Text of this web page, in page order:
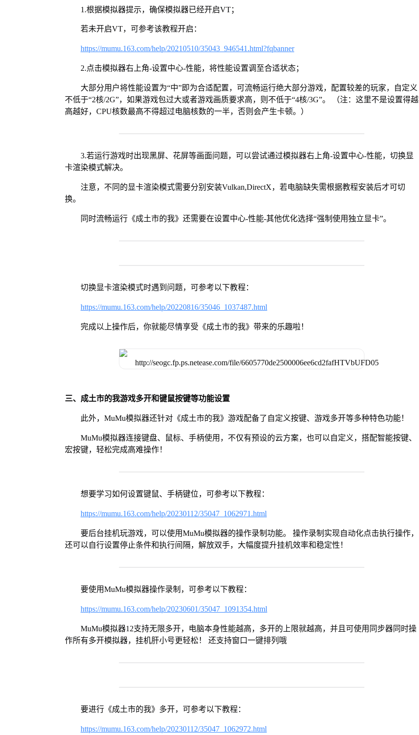
1.根据模拟器提示，确保模拟器已经开启VT；
若未开启VT，可参考该教程开启：
https://mumu.163.com/help/20210510/35043_946541.html?fqbanner
2.点击模拟器右上角-设置中心-性能，将性能设置调至合适状态；
大部分用户将性能设置为“中”即为合适配置，可流畅运行绝大部分游戏，配置较差的玩家，自定义
不低于“2核/2G”，如果游戏包过大或者游戏画质要求高，则不低于“4核/3G”。 （注：这里不是设置得越
高越好，CPU核数最高不得超过电脑核数的一半，否则会产生卡顿。）
3.若运行游戏时出现黑屏、花屏等画面问题，可以尝试通过模拟器右上角-设置中心-性能，切换显
卡渲染模式解决。
注意，不同的显卡渲染模式需要分别安装Vulkan,DirectX，若电脑缺失需根据教程安装后才可切
换。
同时流畅运行《成土市的我》还需要在设置中心-性能-其他优化选择“强制使用独立显卡”。
切换显卡渲染模式时遇到问题，可参考以下教程：
https://mumu.163.com/help/20220816/35046_1037487.html
完成以上操作后，你就能尽情享受《成土市的我》带来的乐趣啦！
三、成土市的我游戏多开和键鼠按键等功能设置
此外，MuMu模拟器还针对《成土市的我》游戏配备了自定义按键、游戏多开等多种特色功能！
MuMu模拟器连接键盘、鼠标、手柄使用，不仅有预设的云方案，也可以自定义，搭配智能按键、
宏按键，轻松完成高难操作！
想要学习如何设置键鼠、手柄键位，可参考以下教程：
https://mumu.163.com/help/20230112/35047_1062971.html
要后台挂机玩游戏，可以使用MuMu模拟器的操作录制功能。 操作录制实现自动化点击执行操作，
还可以自行设置停止条件和执行间隔，解放双手，大幅度提升挂机效率和稳定性！
要使用MuMu模拟器操作录制，可参考以下教程：
https://mumu.163.com/help/20230601/35047_1091354.html
MuMu模拟器12支持无限多开，电脑本身性能越高，多开的上限就越高，并且可使用同步器同时操
作所有多开模拟器，挂机肝小号更轻松！ 还支持窗口一键排列哦
要进行《成土市的我》多开，可参考以下教程：
https://mumu.163.com/help/20230112/35047_1062972.html